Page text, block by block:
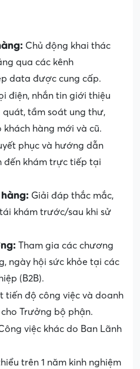
Chủ động khai thác
qua các kênh
data được cung cấp.
điện, nhắn tin giới thiệu
tầm soát ung thư,
hàng mới và cũ.
phục và hướng dẫn
đến khám trực tiếp tại
Giải đáp thắc mắc,
khám trước/sau khi sử
Tham gia các chương
ngày hội sức khỏe tại các
(B2B).
tiến độ công việc và doanh
Trưởng bộ phận.
việc khác do Ban Lãnh
trên 1 năm kinh nghiệm